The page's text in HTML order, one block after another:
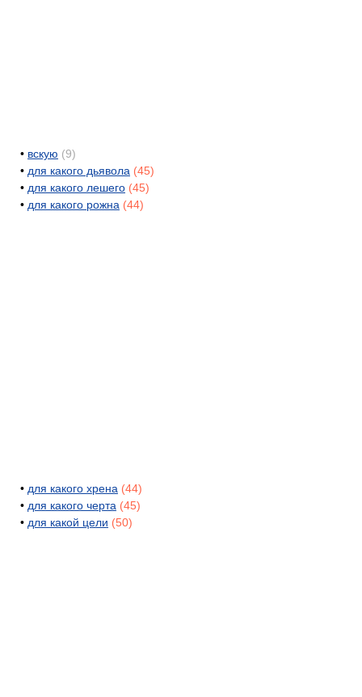
• вскую (9)
• для какого дьявола (45)
• для какого лешего (45)
• для какого рожна (44)
• для какого хрена (44)
• для какого черта (45)
• для какой цели (50)